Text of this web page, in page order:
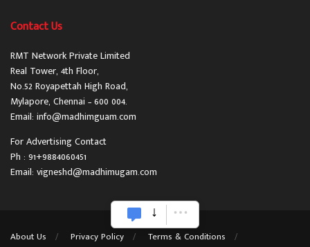
Contact Us
RMT Network Private Limited
Real Tower, 4th Floor,
No.52 Royapettah High Road,
Mylapore, Chennai – 600 004.
Email: info@madhimguam.com
For Advertising Contact
Ph : 91+9884060451
Email: vigneshd@madhimugam.com
About Us Privacy Policy
Terms & Conditions